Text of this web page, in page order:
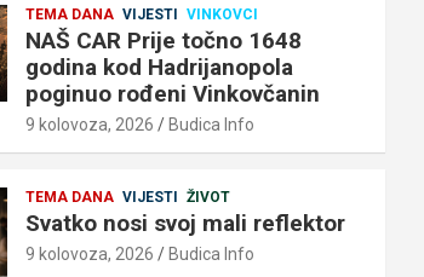
TEMA DANA VIJESTI VINKOVCI
NAŠ CAR Prije točno 1648
godina kod Hadrijanopola
poginuo rođeni Vinkovčanin
9 kolovoza, 2026 Budica Info
TEMA DANA VIJESTI ŽIVOT
Svatko nosi svoj mali reflektor
9 kolovoza, 2026 Budica Info